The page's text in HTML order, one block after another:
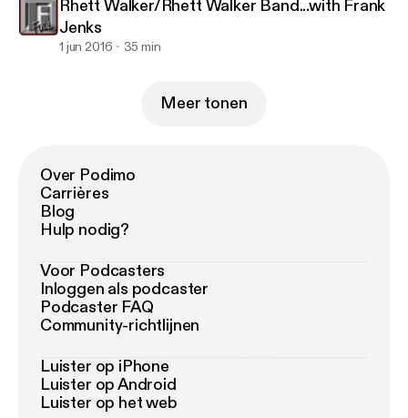
Rhett Walker/Rhett Walker Band...with Frank
Jenks
1 jun 2016 35 min
Meer tonen
Over Podimo
Carrières
Blog
Hulp nodig?
Voor Podcasters
Inloggen als podcaster
Podcaster FAQ
Community-richtlijnen
Luister op iPhone
Luister op Android
Luister op het web